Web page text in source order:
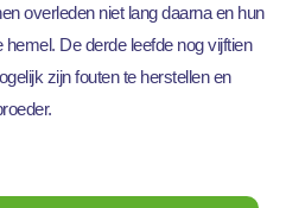
overleden niet lang daarna en hun
De derde leefde nog vijftien
zijn fouten te herstellen en